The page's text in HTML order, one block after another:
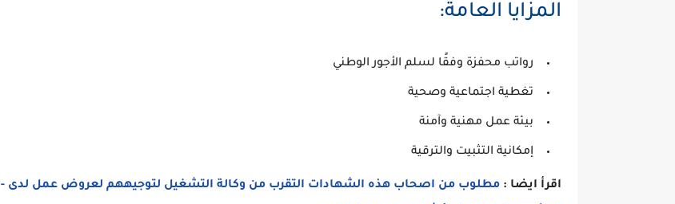
المزايا العامة:
رواتب محفزة وفقًا لسلم الأجور الوطني
تغطية اجتماعية وصحية
بيئة عمل مهنية وآمنة
إمكانية التثبيت والترقية
اقرأ ايضا : مطلوب من اصحاب هذه الشهادات التقرب من وكالة التشغيل لتوجيههم لعروض عمل لدى -